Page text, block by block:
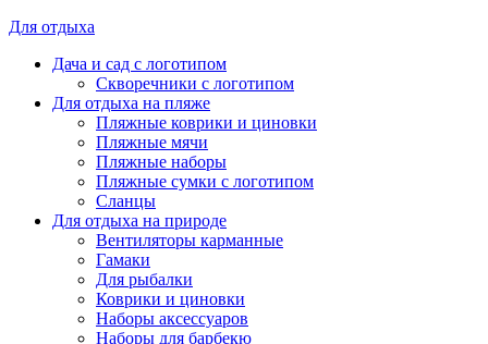
Для отдыха
Дача и сад с логотипом
Скворечники с логотипом
Для отдыха на пляже
Пляжные коврики и циновки
Пляжные мячи
Пляжные наборы
Пляжные сумки с логотипом
Сланцы
Для отдыха на природе
Вентиляторы карманные
Гамаки
Для рыбалки
Коврики и циновки
Наборы аксессуаров
Наборы для барбекю